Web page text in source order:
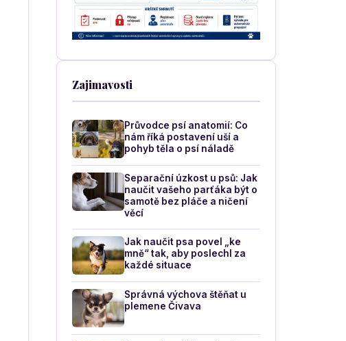
Zajimavosti
Průvodce psí anatomií: Co
nám říká postavení uší a
pohyb těla o psí náladě
Separační úzkost u psů: Jak
naučit vašeho parťáka být o
samotě bez pláče a ničení
věcí
Jak naučit psa povel „ke
mně“ tak, aby poslechl za
každé situace
Správná výchova štěňat u
plemene Čivava